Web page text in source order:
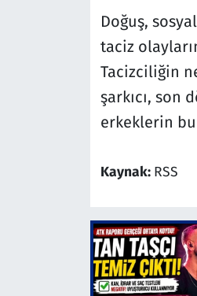
Doğuş,
taciz
Tacizciliğin
şarkıcı, son
erkeklerin
Kaynak: RSS